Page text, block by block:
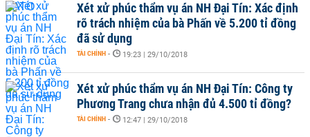
Xét xử phúc thẩm vụ án NH Đại Tín: Xác định
rõ trách nhiệm của bà Phấn về 5.200 tỉ đồng
đã sử dụng
TÀI CHÍNH - 19:23 | 29/10/2018
Xét xử phúc thẩm vụ án NH Đại Tín: Công ty
Phương Trang chưa nhận đủ 4.500 tỉ đồng?
TÀI CHÍNH - 12:47 | 29/10/2018